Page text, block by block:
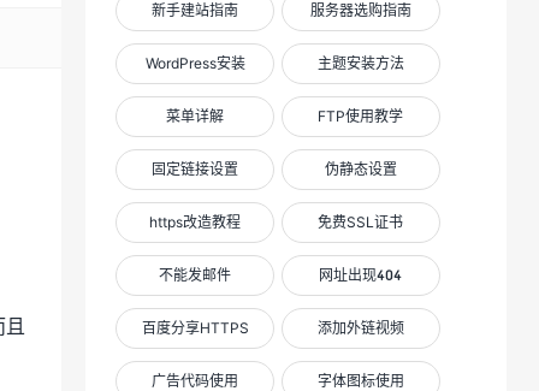
XIU主题
支持百度收录推送，评论算术验证码，适用于
图片展示、多元化图片新闻展示、个人博客、
资源分享站，扁平化设计、简洁风、全面SEO
优化、多重列表展示方式
演示站 去购买
新手建站指南 服务器选购指南
WordPress安装 主题安装方法
菜单详解 FTP使用教学
固定链接设置 伪静态设置
https改造教程 免费SSL证书
不能发邮件 网址出现404
百度分享HTTPS 添加外链视频
广告代码使用 字体图标使用